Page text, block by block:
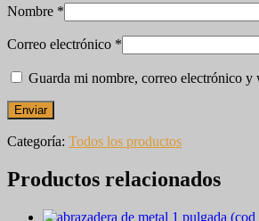
Nombre *
Correo electrónico *
Guarda mi nombre, correo electrónico y
Categoría: Todos los productos
Productos relacionados